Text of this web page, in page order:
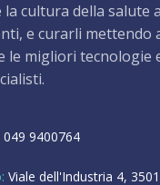
cultura della salute
e curarli mettendo
le migliori tecnologie
049 9400764
Viale dell'Industria 4,